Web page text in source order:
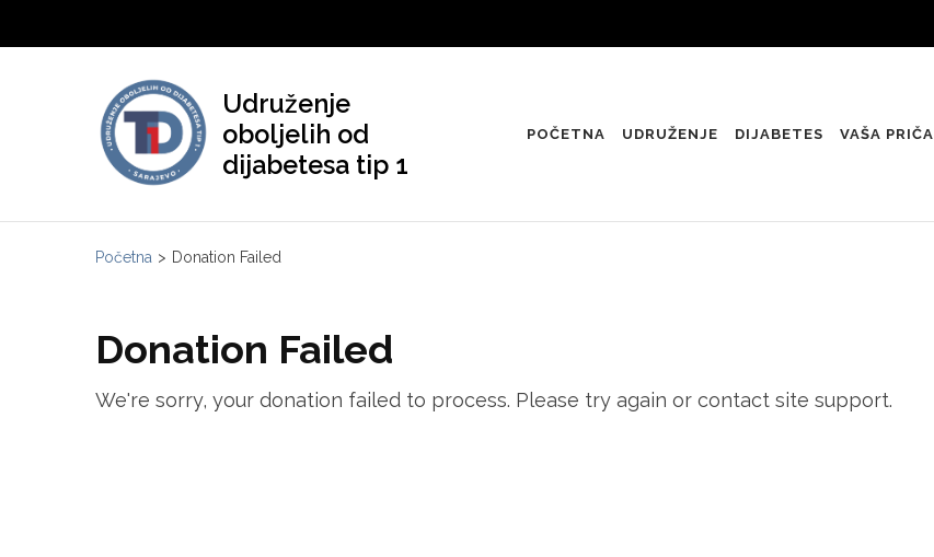
to
Udruženje
oboljelih od
dijabetesa tip 1
POČETNA UDRUŽENJE DIJABETES VAŠA PRIČA
Početna > Donation Failed
Donation Failed
We're sorry, your donation failed to process. Please try again or contact site support.